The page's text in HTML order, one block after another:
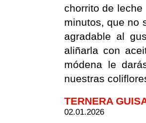
chorrito de
minutos, que no
agradable al
aliñarla con
módena le
nuestras
TERNERA
02.01.2026